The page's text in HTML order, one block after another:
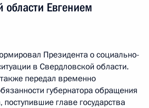
области Евгением
Президента о социально-
в Свердловской области.
передал временно
губернатора обращения
поступившие главе государства